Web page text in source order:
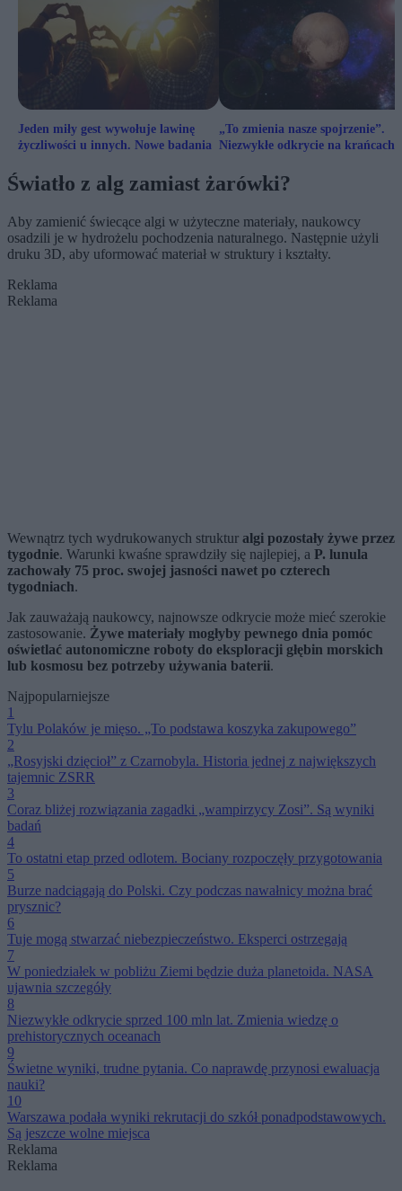
Jeden miły gest wywołuje lawinę
życzliwości u innych. Nowe badania
„To zmienia nasze spojrzenie”.
Niezwykłe odkrycie na krańcach
Światło z alg zamiast żarówki?
Aby zamienić świecące algi w użyteczne materiały, naukowcy
osadzili je w hydrożelu pochodzenia naturalnego. Następnie użyli
druku 3D, aby uformować materiał w struktury i kształty.
Reklama
Reklama
Wewnątrz tych wydrukowanych struktur algi pozostały żywe przez
tygodnie. Warunki kwaśne sprawdziły się najlepiej, a P. lunula
zachowały 75 proc. swojej jasności nawet po czterech
tygodniach.
Jak zauważają naukowcy, najnowsze odkrycie może mieć szerokie
zastosowanie. Żywe materiały mogłyby pewnego dnia pomóc
oświetlać autonomiczne roboty do eksploracji głębin morskich
lub kosmosu bez potrzeby używania baterii.
Najpopularniejsze
1
Tylu Polaków je mięso. „To podstawa koszyka zakupowego”
2
„Rosyjski dzięcioł” z Czarnobyla. Historia jednej z największych
tajemnic ZSRR
3
Coraz bliżej rozwiązania zagadki „wampirzycy Zosi”. Są wyniki
badań
4
To ostatni etap przed odlotem. Bociany rozpoczęły przygotowania
5
Burze nadciągają do Polski. Czy podczas nawałnicy można brać
prysznic?
6
Tuje mogą stwarzać niebezpieczeństwo. Eksperci ostrzegają
7
W poniedziałek w pobliżu Ziemi będzie duża planetoida. NASA
ujawnia szczegóły
8
Niezwykłe odkrycie sprzed 100 mln lat. Zmienia wiedzę o
prehistorycznych oceanach
9
Świetne wyniki, trudne pytania. Co naprawdę przynosi ewaluacja
nauki?
10
Warszawa podała wyniki rekrutacji do szkół ponadpodstawowych.
Są jeszcze wolne miejsca
Reklama
Reklama